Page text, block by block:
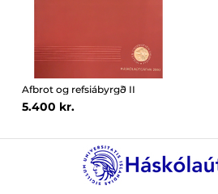
Afbrot og refsiábyrgð II
5.400 kr.